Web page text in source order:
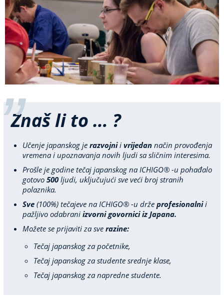
Znaš li to … ?
Učenje japanskog je razvojnii vrijedannačin provođenja
vremena i upoznavanja novih ljudi sa sličnim interesima.
Prošle je godine tečaj japanskog na ICHIGO® -u pohađalo
gotovo 500ljudi, uključujući sve veći broj stranih
polaznika.
Sve(100%) tečajeve na ICHIGO® -u drže profesionalnii
pažljivo odabrani izvorni govornici iz Japana.
Možete se prijaviti za sve razine:
Tečaj japanskog za početnike,
Tečaj japanskog za studente srednje klase,
Tečaj japanskog za napredne studente.